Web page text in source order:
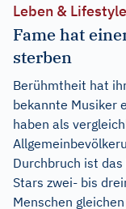
Leben & Lifestyle
Fame hat
sterben
Berühmtheit hat
bekannte Musiker
haben als
Durchbruch ist
Stars zwei- bis
Menschen